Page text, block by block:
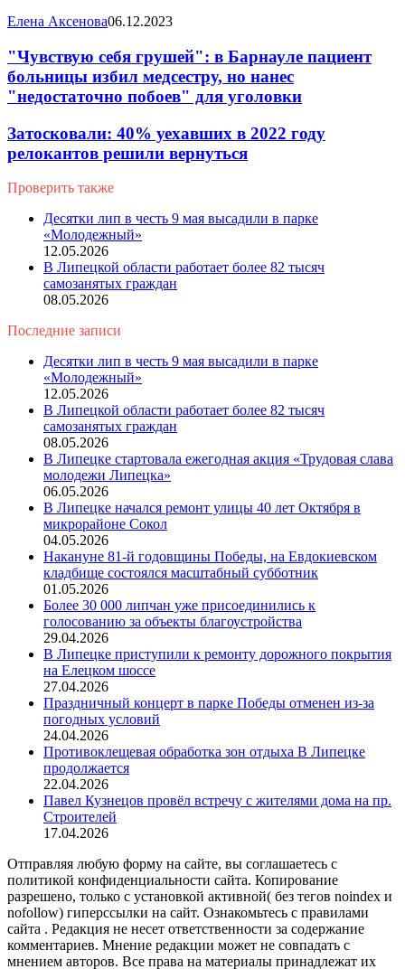
Елена Аксенова06.12.2023
"Чувствую себя грушей": в Барнауле пациент
больницы избил медсестру, но нанес
"недостаточно побоев" для уголовки
Затосковали: 40% уехавших в 2022 году
релокантов решили вернуться
Проверить также
Десятки лип в честь 9 мая высадили в парке
«Молодежный»
12.05.2026
В Липецкой области работает более 82 тысяч
самозанятых граждан
08.05.2026
Последние записи
Десятки лип в честь 9 мая высадили в парке
«Молодежный»
12.05.2026
В Липецкой области работает более 82 тысяч
самозанятых граждан
08.05.2026
В Липецке стартовала ежегодная акция «Трудовая слава
молодежи Липецка»
06.05.2026
В Липецке начался ремонт улицы 40 лет Октября в
микрорайоне Сокол
04.05.2026
Накануне 81-й годовщины Победы, на Евдокиевском
кладбище состоялся масштабный субботник
01.05.2026
Более 30 000 липчан уже присоединились к
голосованию за объекты благоустройства
29.04.2026
В Липецке приступили к ремонту дорожного покрытия
на Елецком шоссе
27.04.2026
Праздничный концерт в парке Победы отменен из-за
погодных условий
24.04.2026
Противоклещевая обработка зон отдыха В Липецке
продолжается
22.04.2026
Павел Кузнецов провёл встречу с жителями дома на пр.
Строителей
17.04.2026
Отправляя любую форму на сайте, вы соглашаетесь с
политикой конфиденциальности сайта. Копирование
разрешено, только с установкой активной( без тегов noindex и
nofollow) гиперссылки на сайт. Ознакомьтесь с правилами
сайта . Редакция не несет ответственности за содержание
комментариев. Мнение редакции может не совпадать с
мнением авторов. Все права на материалы принадлежат их